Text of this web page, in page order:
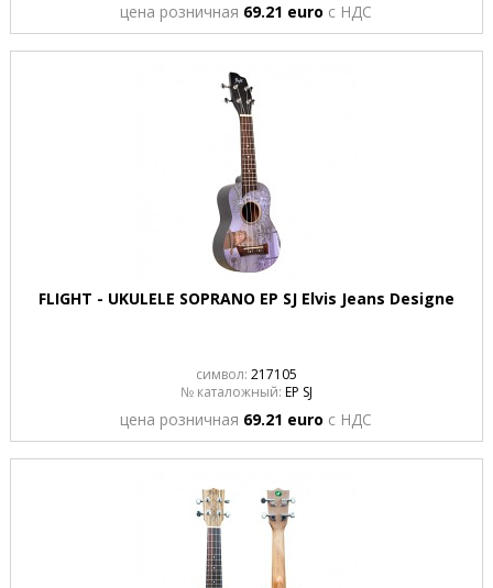
цена розничная 69.21 euro с НДС
FLIGHT - UKULELE SOPRANO EP SJ Elvis Jeans Designe
символ: 217105
№ каталожный: EP SJ
цена розничная 69.21 euro с НДС